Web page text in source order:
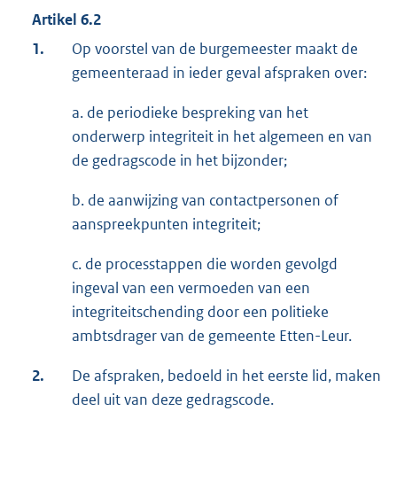
Artikel 6.2
1.
Op voorstel van de burgemeester maakt de
gemeenteraad in ieder geval afspraken over:
a. de periodieke bespreking van het
onderwerp integriteit in het algemeen en van
de gedragscode in het bijzonder;
b. de aanwijzing van contactpersonen of
aanspreekpunten integriteit;
c. de processtappen die worden gevolgd
ingeval van een vermoeden van een
integriteitschending door een politieke
ambtsdrager van de gemeente Etten-Leur.
2.
De afspraken, bedoeld in het eerste lid, maken
deel uit van deze gedragscode.